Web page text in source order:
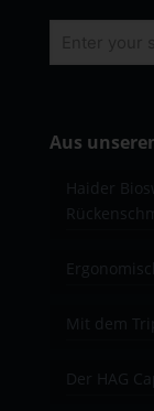
Aus
Haider
Mit dem
Der HAG